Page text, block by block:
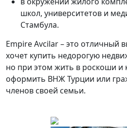
школ, университетов и
Стамбула.
Empire Avcilar – это отличный
хочет купить недорогую
но при этом жить в роскоши и
оформить ВНЖ Турции или
членов своей семьи.